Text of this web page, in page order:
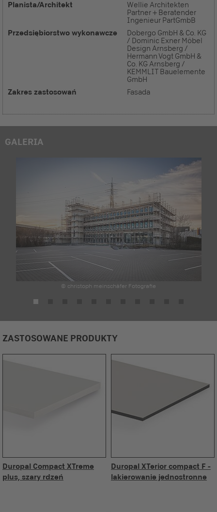
Planista/Architekt
Wellie Architekten
Partner + Beratender
Ingenieur PartGmbB
Przedsiębiorstwo wykonawcze
Dobergo GmbH & Co. KG
/ Dominic Exner Möbel
Design Arnsberg /
Hermann Vogt GmbH &
Co. KG Arnsberg /
KEMMLIT Bauelemente
GmbH
Zakres zastosowań Fasada
GALERIA
© christoph meinschäfer Fotografie
ZASTOSOWANE PRODUKTY
Duropal Compact XTreme
plus, szary rdzeń
Duropal XTerior compact F -
lakierowanie jednostronne